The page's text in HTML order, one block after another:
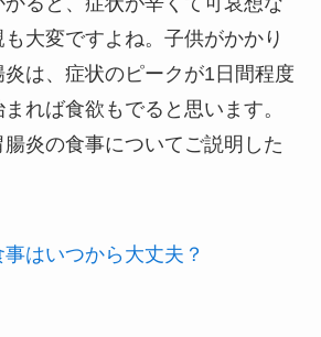
大変ですよね。子供がかかり
は、症状のピークが1日間程度
れば食欲もでると思います。
炎の食事についてご説明した
はいつから大丈夫？